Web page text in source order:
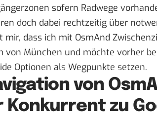
sofern Radwege
doch dabei rechtzeitig über
dass ich mit OsmAnd
von München und möchte vorher
Optionen als Wegpunkte setzen.
von
Konkurrent zu